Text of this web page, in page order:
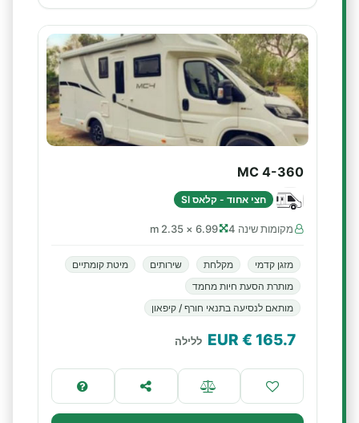
MC 4-360
חצי אחוד - קלאס SI
מקומות שינה 4 6.99 × 2.35 m
מזגן קדמי מקלחת שירותים
מיטת קומתיים
מותרת הסעת חיות מחמד
מותאם לנסיעה בתנאי חורף / קיפאון
165.7
€ EUR ללילה